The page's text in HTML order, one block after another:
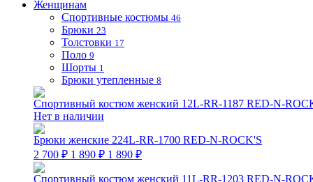
Женщинам
Спортивные костюмы 46
Брюки 23
Толстовки 17
Поло 9
Шорты 1
Брюки утепленные 8
Спортивный костюм женский 12L-RR-1187 RED-N-
Нет в наличии
Брюки женские 224L-RR-1700 RED-N-ROCK'S
2 700 ₽ 1 890 ₽ 1 890 ₽
Спортивный костюм женский 11L-RR-1203 RED-N-